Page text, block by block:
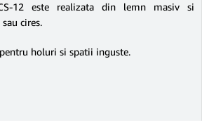
12 este realizata din lemn masiv si
cires.
holuri si spatii inguste.